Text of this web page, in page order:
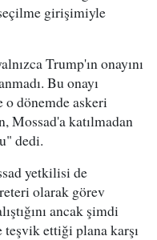
girişimiyle
Trump'ın onayını
Bu onayı
dönemde askeri
Mossad'a katılmadan
dedi.
yetkilisi de
olarak görev
ancak şimdi
ettiği plana karşı